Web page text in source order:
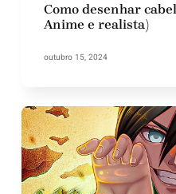
Como desenhar
Anime e realista)
outubro 15, 2024